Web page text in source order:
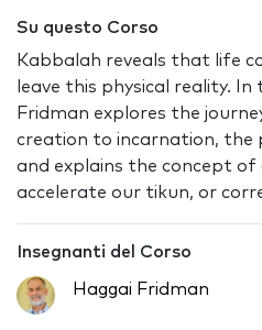
Su questo Corso
Kabbalah reveals that life
leave this physical reality. In
Fridman explores the
creation to incarnation, the
and explains the concept
accelerate our tikun, or
Insegnanti del Corso
Haggai Fridman